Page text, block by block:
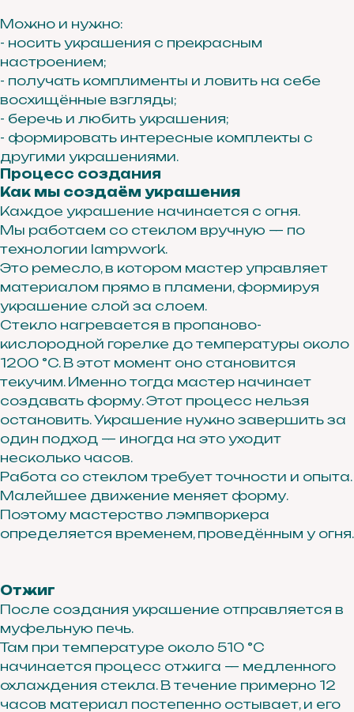
Можно и нужно:
- носить украшения с прекрасным
настроением;
- получать комплименты и ловить на себе
восхищённые взгляды;
- беречь и любить украшения;
- формировать интересные комплекты с
другими украшениями.
Процесс создания
Как мы создаём украшения
Каждое украшение начинается с огня.
Мы работаем со стеклом вручную — по
технологии lampwork.
Это ремесло, в котором мастер управляет
материалом прямо в пламени, формируя
украшение слой за слоем.
Стекло нагревается в пропаново-
кислородной горелке до температуры около
1200 °C. В этот момент оно становится
текучим. Именно тогда мастер начинает
создавать форму. Этот процесс нельзя
остановить. Украшение нужно завершить за
один подход — иногда на это уходит
несколько часов.
Работа со стеклом требует точности и опыта.
Малейшее движение меняет форму.
Поэтому мастерство лэмпворкера
определяется временем, проведённым у огня.
Отжиг
После создания украшение отправляется в
муфельную печь.
Там при температуре около 510 °C
начинается процесс отжига — медленного
охлаждения стекла. В течение примерно 12
часов материал постепенно остывает, и его